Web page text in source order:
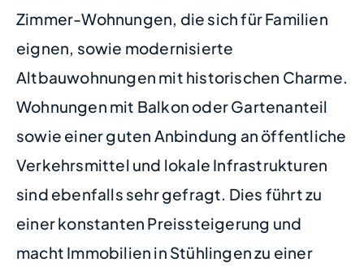
Zimmer-Wohnungen, die sich für Familien
eignen, sowie modernisierte
Altbauwohnungen mit historischen Charme.
Wohnungen mit Balkon oder Gartenanteil
sowie einer guten Anbindung an öffentliche
Verkehrsmittel und lokale Infrastrukturen
sind ebenfalls sehr gefragt. Dies führt zu
einer konstanten Preissteigerung und
macht Immobilien in Stühlingen zu einer